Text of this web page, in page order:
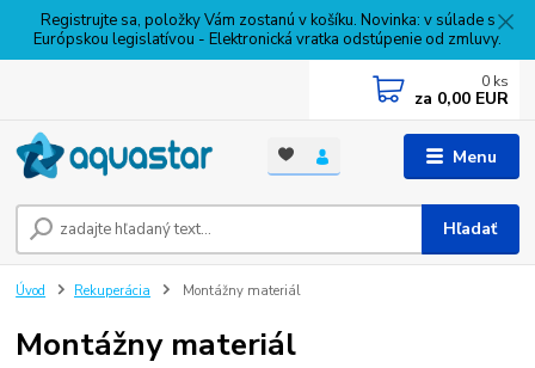
Registrujte sa, položky Vám zostanú v košíku. Novinka: v súlade s
Európskou legislatívou - Elektronická vratka odstúpenie od zmluvy.
Menu
Hľadať
0 ks
za 0,00 EUR
Úvod Rekuperácia Montážny materiál
Montážny materiál